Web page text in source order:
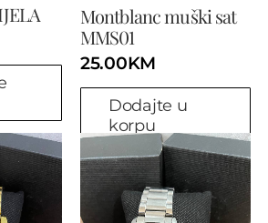
Montblanc muški sat
MMS01
25.00KM
Dodajte u
korpu